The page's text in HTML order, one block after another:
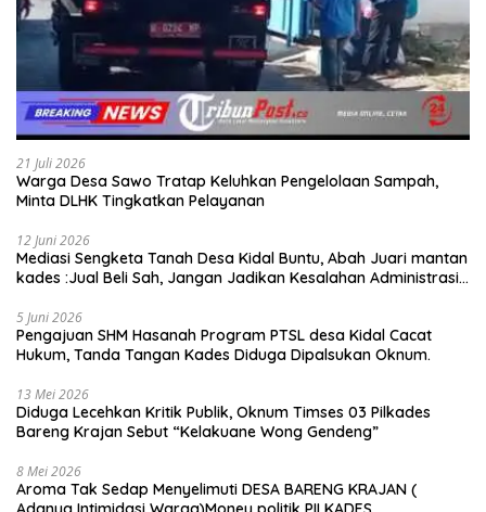
21 Juli 2026
Warga Desa Sawo Tratap Keluhkan Pengelolaan Sampah,
Minta DLHK Tingkatkan Pelayanan
12 Juni 2026
Mediasi Sengketa Tanah Desa Kidal Buntu, Abah Juari mantan
kades :Jual Beli Sah, Jangan Jadikan Kesalahan Administrasi
5 Juni 2026
Pengajuan SHM Hasanah Program PTSL desa Kidal Cacat
Hukum, Tanda Tangan Kades Diduga Dipalsukan Oknum.
13 Mei 2026
Diduga Lecehkan Kritik Publik, Oknum Timses 03 Pilkades
Bareng Krajan Sebut “Kelakuane Wong Gendeng”
8 Mei 2026
Aroma Tak Sedap Menyelimuti DESA BARENG KRAJAN (